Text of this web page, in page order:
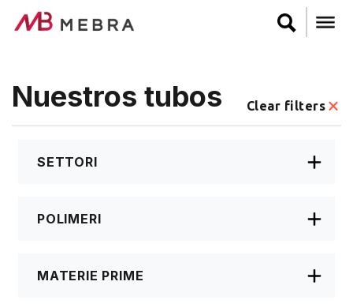
Pasar
Nuestros tubos Clear filters
SETTORI
POLIMERI
MATERIE PRIME